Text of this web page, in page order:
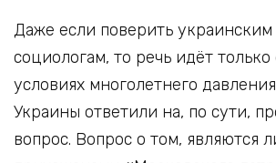
Даже если поверить
социологам, то речь идёт только
условиях многолетнего
Украины ответили на, по сути,
вопрос. Вопрос о том, являются